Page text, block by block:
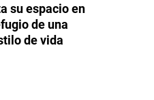
su espacio en
de una
de vida